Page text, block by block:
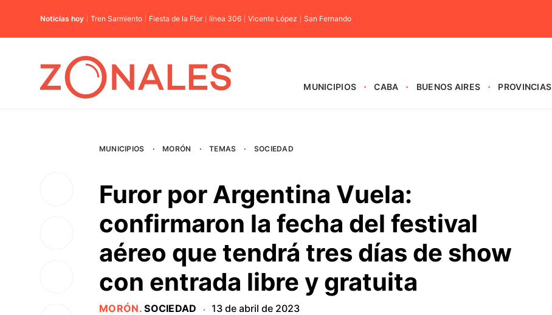
Noticias hoy Tren Sarmiento Fiesta de la Flor línea 306 Vicente López San Fernando
MUNICIPIOS CABA BUENOS AIRES PROVINCIAS
MUNICIPIOS · MORÓN · TEMAS · SOCIEDAD
Furor por Argentina Vuela:
confirmaron la fecha del festival
aéreo que tendrá tres días de show
con entrada libre y gratuita
MORÓN.SOCIEDAD · 13 de abril de 2023